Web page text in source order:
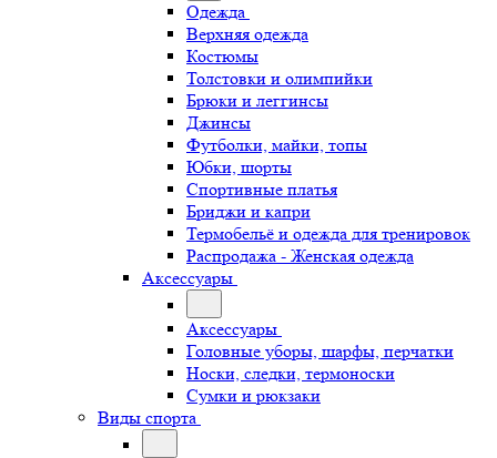
Одежда
Верхняя одежда
Костюмы
Толстовки и олимпийки
Брюки и леггинсы
Джинсы
Футболки, майки, топы
Юбки, шорты
Спортивные платья
Бриджи и капри
Термобельё и одежда для тренировок
Распродажа - Женская одежда
Аксессуары
Аксессуары
Головные уборы, шарфы, перчатки
Носки, следки, термоноски
Сумки и рюкзаки
Виды спорта